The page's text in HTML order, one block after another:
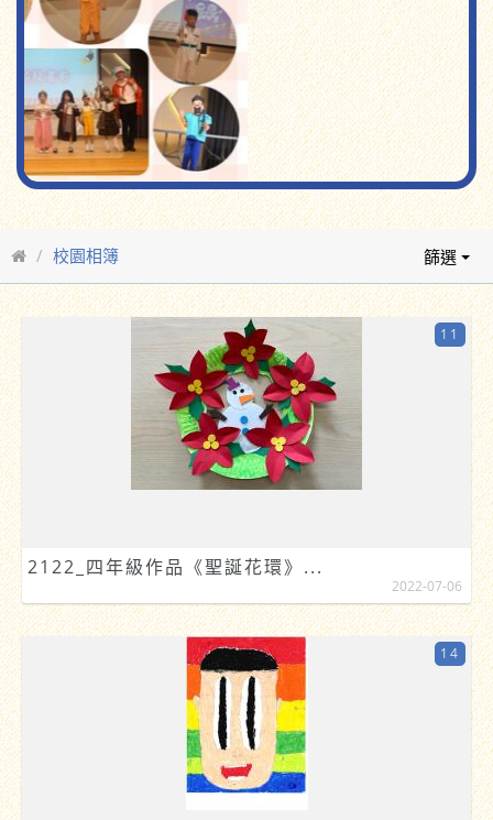
校園相簿 篩選
2122_四年級作品《聖誕花環》...
11
2022-07-06
14